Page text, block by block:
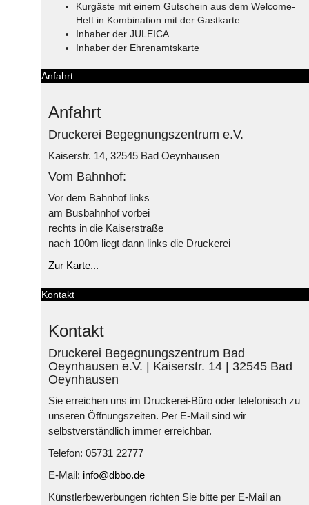
Kurgäste mit einem Gutschein aus dem Welcome-
Heft in Kombination mit der Gastkarte
Inhaber der JULEICA
Inhaber der Ehrenamtskarte
Anfahrt
Anfahrt
Druckerei Begegnungszentrum e.V.
Kaiserstr. 14, 32545 Bad Oeynhausen
Vom Bahnhof:
Vor dem Bahnhof links
am Busbahnhof vorbei
rechts in die Kaiserstraße
nach 100m liegt dann links die Druckerei
Zur Karte...
Kontakt
Kontakt
Druckerei Begegnungszentrum Bad
Oeynhausen e.V. | Kaiserstr. 14 | 32545 Bad
Oeynhausen
Sie erreichen uns im Druckerei-Büro oder telefonisch zu
unseren Öffnungszeiten. Per E-Mail sind wir
selbstverständlich immer erreichbar.
Telefon: 05731 22777
E-Mail: info@dbbo.de
Künstlerbewerbungen richten Sie bitte per E-Mail an